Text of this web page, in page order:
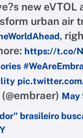
new eVTOL
urban air
,
https://t.co/
May
brasileiro